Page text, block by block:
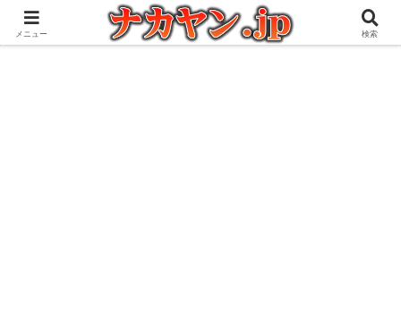
アウトドアとガジェット好きな管理人の愉快な日々を綴るブログ
メニュー 検索